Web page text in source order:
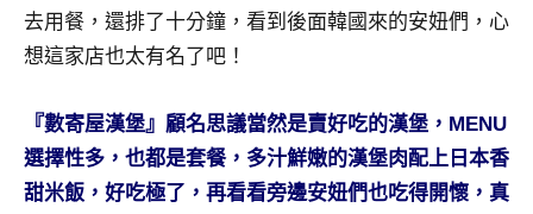
及
旅
雜
誌
欄、
去用餐，還排了十分鐘，看到後面韓國來的安妞們，心
想這家店也太有名了吧！
『數寄屋漢堡』顧名思議當然是賣好吃的漢堡，MENU
選擇性多，也都是套餐，多汁鮮嫩的漢堡肉配上日本香
甜米飯，好吃極了，再看看旁邊安妞們也吃得開懷，真